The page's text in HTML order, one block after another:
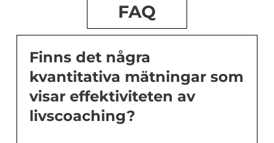
FAQ
Finns det några
kvantitativa mätningar som
visar effektiviteten av
livscoaching?